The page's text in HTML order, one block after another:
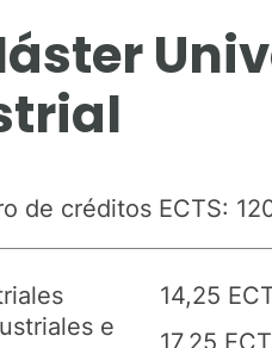
de créditos ECTS:
14,25
e
17,25